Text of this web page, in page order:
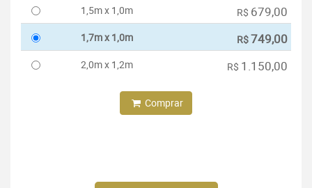
1,5m x 1,0m
R$ 679,00
1,7m x 1,0m R$749,00
2,0m x 1,2m R$ 1.150,00
Comprar